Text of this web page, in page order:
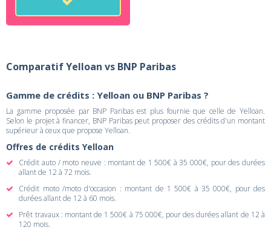
Comparatif Yelloan vs BNP Paribas
Gamme de crédits : Yelloan ou BNP Paribas ?
La gamme proposée par BNP Paribas est plus fournie que celle de Yelloan.
Selon le projet à financer, BNP Paribas peut proposer des crédits d'un montant
supérieur à ceux que propose Yelloan.
Offres de crédits Yelloan
Crédit auto / moto neuve : montant de 1 500€ à 35 000€, pour des durées
allant de 12 à 72 mois.
Crédit moto /moto d'occasion : montant de 1 500€ à 35 000€, pour des
durées allant de 12 à 60 mois.
Prêt travaux : montant de 1 500€ à 75 000€, pour des durées allant de 12 à
120 mois.